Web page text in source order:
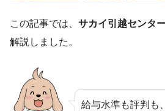
この記事では、 サカイ引越センタ
解説しました。
給与水準も評判も